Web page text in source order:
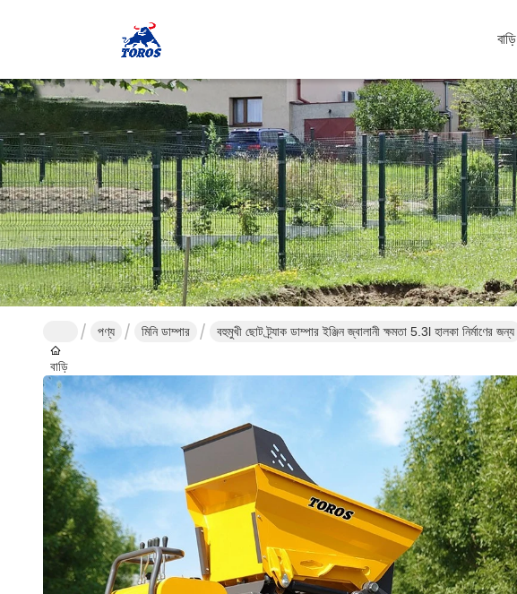
বাড়ি
বাড়ি
পণ্য মিনি ডাম্পার বহুমুখী ছোট ট্র্যাক ডাম্পার ইঞ্জিন জ্বালানী ক্ষমতা 5.3l হালকা নির্মাণের জন্য